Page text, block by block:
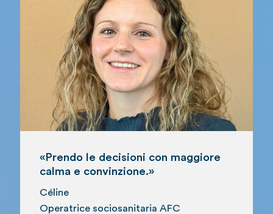
«Prendo le decisioni con maggiore
calma e convinzione.»
Céline
Operatrice sociosanitaria AFC